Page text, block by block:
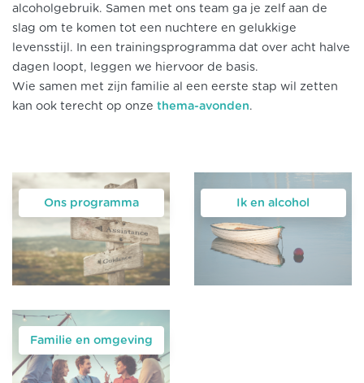
alcoholgebruik. Samen met ons team ga je zelf aan de
slag om te komen tot een nuchtere en gelukkige
levensstijl. In een trainingsprogramma dat over acht halve
dagen loopt, leggen we hiervoor de basis.
Wie samen met zijn familie al een eerste stap wil zetten
kan ook terecht op onze thema-avonden.
Ons programma Ik en alcohol
Familie en omgeving